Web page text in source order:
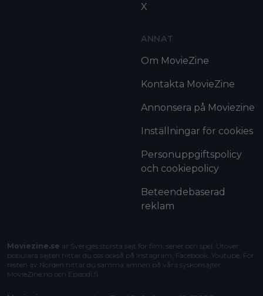
X
ANNAT
Om MovieZine
Kontakta MovieZine
Annonsera på Moviezine
Inställningar för cookies
Personuppgiftspolicy
och cookiepolicy
Beteendebaserad
reklam
Moviezine.se är Sveriges största sajt för film, serier och spel. Utöver
populära sajten hittar du oss också på Instagram, Facebook, Youtube. För
resten av Norden hittar du samma ämnen på våra syskonsajter
MovieZine.no och Episodi.fi